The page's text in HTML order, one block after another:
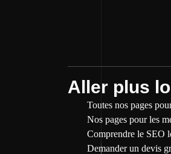
Aller plus
Toutes nos pages
Nos pages pour les
Comprendre le SEO
Demander un devis